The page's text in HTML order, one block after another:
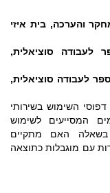
והערכה, בית איזי
לעבודה סוציאלית,
לעבודה סוציאלית,
השימוש בשירותי
המסייעים לשימוש
בשאלה האם מתקיים
עם מוגבלות כתוצאה